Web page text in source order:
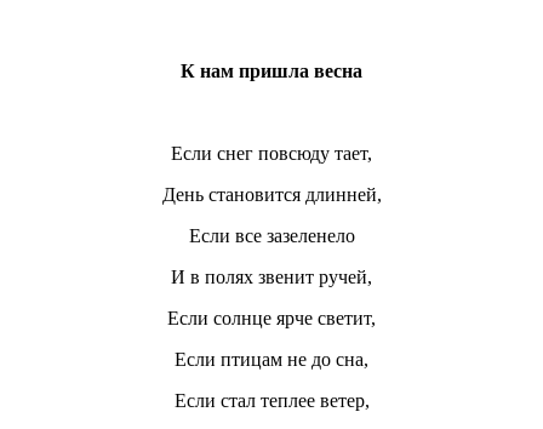
К нам пришла весна
Если снег повсюду тает,
День становится длинней,
Если все зазеленело
И в полях звенит ручей,
Если солнце ярче светит,
Если птицам не до сна,
Если стал теплее ветер,